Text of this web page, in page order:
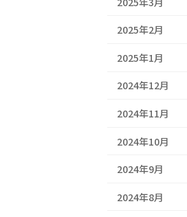
2025年2月
2025年1月
2024年12月
2024年11月
2024年10月
2024年9月
2024年8月